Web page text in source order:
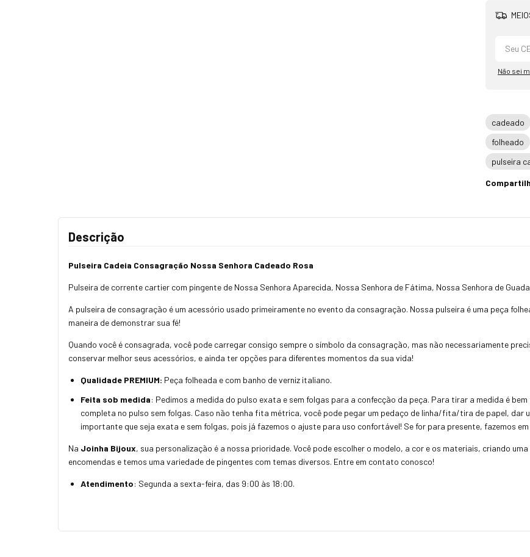
Não sei
cadeado
folheado
pulseira
Descrição
Pulseira Cadeia Consagração Nossa Senhora Cadeado Rosa
Pulseira de corrente cartier com pingente de Nossa Senhora Aparecida, Nossa Senhora de Fátima, Nossa Senhora de
A pulseira de consagração é um acessório usado primeiramente no evento da consagração. Nossa pulseira é uma peça
maneira de demonstrar sua fé!
Quando você é consagrada, você pode carregar consigo sempre o símbolo da consagração, mas não necessariamente
conservar melhor seus acessórios, e ainda ter opções para diferentes momentos da sua vida!
Qualidade PREMIUM: Peça folheada e com banho de verniz italiano.
Feita sob medida: Pedimos a medida do pulso exata e sem folgas para a confecção da peça. Para tirar a medida é
completa no pulso sem folgas. Caso não tenha fita métrica, você pode pegar um pedaço de linha/fita/tira de papel, dar
importante que seja exata e sem folgas, pois já fazemos o ajuste para uso confortável! Se for para presente, fazemos
Na Joinha Bijoux, sua personalização é a nossa prioridade. Você pode escolher o modelo, a cor e os materiais, criando
encomendas e temos uma variedade de pingentes com temas diversos. Entre em contato conosco!
Atendimento: Segunda a sexta-feira, das 9:00 às 18:00.